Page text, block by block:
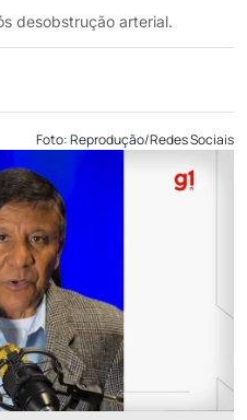
desobstrução arterial.
Foto: Reprodução/Redes Sociais